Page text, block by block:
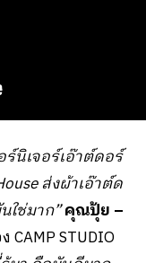
ร์นิเจอร์เอ๊าต์ดอร์
ส่งผ้าเอ๊าต์ด
ใช่มาก”คุณปุ้ย –
STUDIO